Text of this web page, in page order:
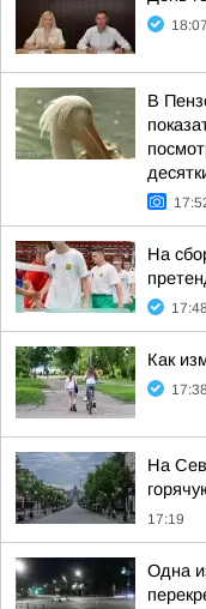
18:07
В
На
17:48
Как
17:38
На
17:19
Одна